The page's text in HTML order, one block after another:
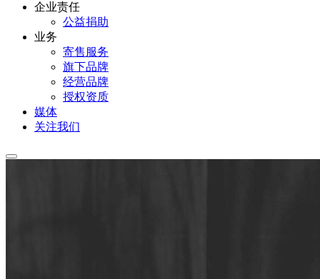
企业责任
公益捐助
业务
寄售服务
旗下品牌
经营品牌
授权资质
媒体
关注我们